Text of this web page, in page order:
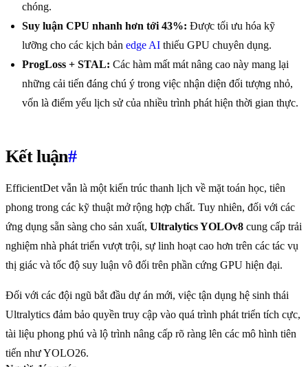
chóng.
Suy luận CPU nhanh hơn tới 43%: Được tối ưu hóa kỹ
lưỡng cho các kịch bản edge AI thiếu GPU chuyên dụng.
ProgLoss + STAL: Các hàm mất mát nâng cao này mang lại
những cải tiến đáng chú ý trong việc nhận diện đối tượng nhỏ,
vốn là điểm yếu lịch sử của nhiều trình phát hiện thời gian thực.
Kết luận#
EfficientDet vẫn là một kiến trúc thanh lịch về mặt toán học, tiên
phong trong các kỹ thuật mở rộng hợp chất. Tuy nhiên, đối với các
ứng dụng sẵn sàng cho sản xuất, Ultralytics YOLOv8 cung cấp trải
nghiệm nhà phát triển vượt trội, sự linh hoạt cao hơn trên các tác vụ
thị giác và tốc độ suy luận vô đối trên phần cứng GPU hiện đại.
Đối với các đội ngũ bắt đầu dự án mới, việc tận dụng hệ sinh thái
Ultralytics đảm bảo quyền truy cập vào quá trình phát triển tích cực,
tài liệu phong phú và lộ trình nâng cấp rõ ràng lên các mô hình tiên
tiến như YOLO26.